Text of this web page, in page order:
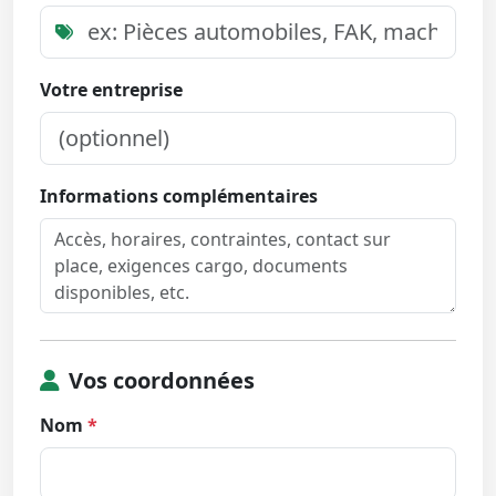
Votre entreprise
Informations complémentaires
Vos coordonnées
Nom *